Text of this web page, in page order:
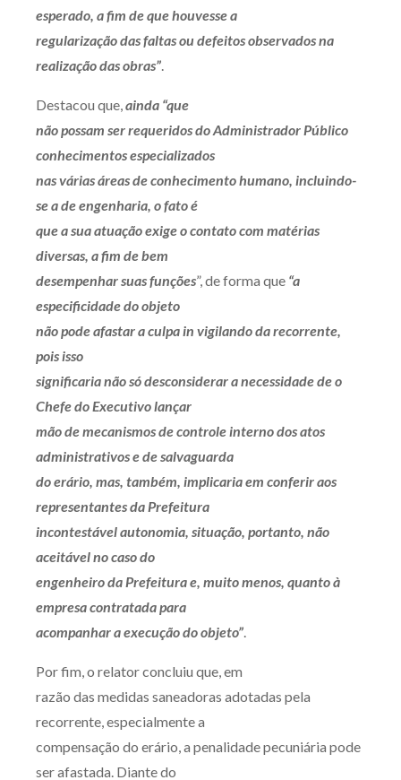
esperado, a fim de que houvesse a
regularização das faltas ou defeitos observados na
realização das obras”.
Destacou que,ainda “que
não possam ser requeridos do Administrador Público
conhecimentos especializados
nas várias áreas de conhecimento humano, incluindo-
se a de engenharia, o fato é
que a sua atuação exige o contato com matérias
diversas, a fim de bem
desempenhar suas funções”, de forma que “a
especificidade do objeto
não pode afastar a culpain vigilandoda recorrente,
pois isso
significaria não só desconsiderar a necessidade de o
Chefe do Executivo lançar
mão de mecanismos de controle interno dos atos
administrativos e de salvaguarda
do erário, mas, também, implicaria em conferir aos
representantes da Prefeitura
incontestável autonomia, situação, portanto, não
aceitável no caso do
engenheiro da Prefeitura e, muito menos, quanto à
empresa contratada para
acompanhar a execução do objeto”.
Por fim, o relator concluiu que, em
razão das medidas saneadoras adotadas pela
recorrente, especialmente a
compensação do erário, a penalidade pecuniária pode
ser afastada. Diante do